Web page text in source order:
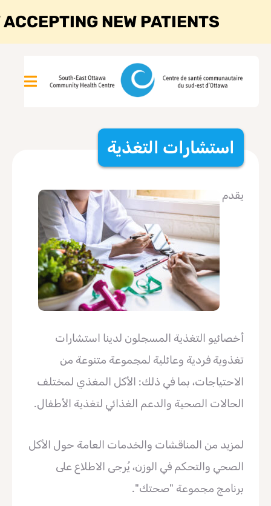
استشارات التغذية
يقدم
أخصائيو التغذية المسجلون لدينا استشارات
تغذوية فردية وعائلية لمجموعة متنوعة من
الاحتياجات، بما في ذلك: الأكل المغذي لمختلف
الحالات الصحية والدعم الغذائي لتغذية الأطفال.
لمزيد من المناقشات والخدمات العامة حول الأكل
الصحي والتحكم في الوزن، يُرجى الاطلاع على
برنامج مجموعة "صحتك".
ACCEPTING NEW PATIENTS